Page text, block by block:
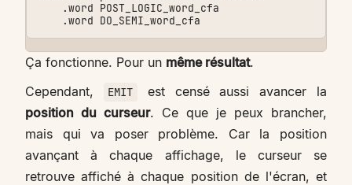
Ça fonctionne. Pour un même résultat.
Cependant,
EMIT
est censé aussi avancer la
position du curseur. Ce que je peux brancher,
mais qui va poser problème. Car la position
avançant à chaque affichage, le curseur se
retrouve affiché à chaque position de l'écran, et